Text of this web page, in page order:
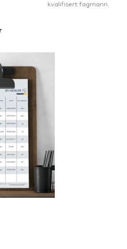
kvalifisert fagmann.